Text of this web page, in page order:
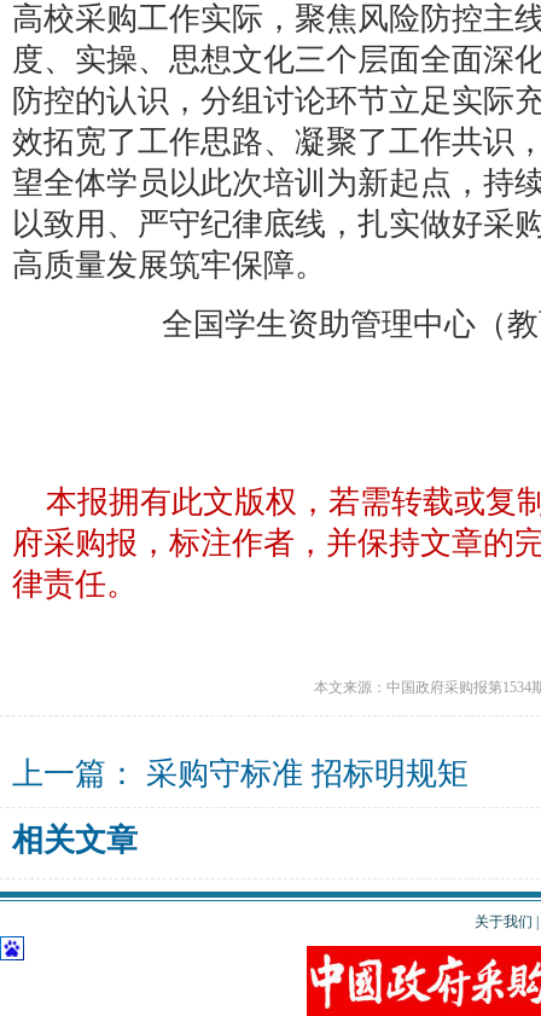
高校采购工作实际，聚焦风险防控主
度、实操、思想文化三个层面全面深
防控的认识，分组讨论环节立足实际
效拓宽了工作思路、凝聚了工作共识
望全体学员以此次培训为新起点，持
以致用、严守纪律底线，扎实做好采
高质量发展筑牢保障。
全国学生资助管理中心（
本报拥有此文版权，若需转载或复
府采购报，标注作者，并保持文章的
律责任。
本文来源：中国政府采购报第1534
上一篇： 采购守标准 招标明规矩
相关文章
关于我们